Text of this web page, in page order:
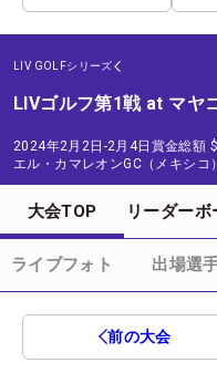
LIV GOLFシリーズ
LIVゴルフ第1戦 at マヤ
2024年2月2日-2月4日 賞金総額
エル・カマレオンGC（メキシコ）
大会TOP リーダーボ
ライブフォト 出場選
前の大会